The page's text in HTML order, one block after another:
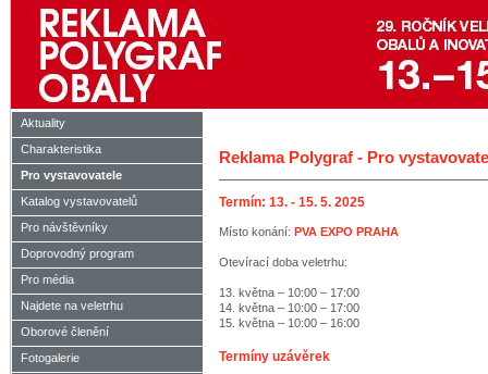
Aktuality
Charakteristika
Pro vystavovatele
Katalog vystavovatelů
Pro návštěvníky
Doprovodný program
Pro média
Najdete na veletrhu
Oborové členění
Fotogalerie
Reklama Polygraf - Pro
Termín: 13. - 15. 5. 2025
Místo konání: PVA EXPO PRAHA
Otevírací doba veletrhu:
13. května – 10:00 – 17:00
14. května – 10:00 – 17:00
15. května – 10:00 – 16:00
Termíny uzávěrek